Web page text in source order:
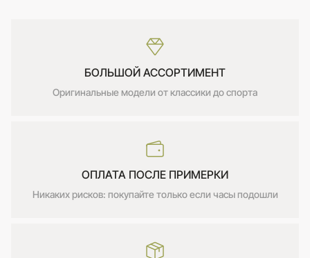
БОЛЬШОЙ АССОРТИМЕНТ
Оригинальные модели от классики до спорта
ОПЛАТА ПОСЛЕ ПРИМЕРКИ
Никаких рисков: покупайте только если часы подошли